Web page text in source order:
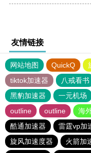
友情链接
网站地图 QuickQ
tiktok加速器
八戒看书
黑豹加速器
一元机场
outline
outline 海
酷通加速器
雷霆vp加
旋风加速度器
火箭加